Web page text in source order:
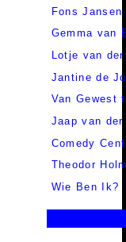
Fons
Gemma van
Lotje van
Jantine de
Van Gewest
Jaap van der
Comedy
Theodor
Wie Ben Ik?